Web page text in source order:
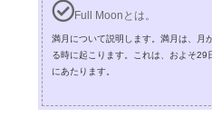
Full Moonとは。
満月について説明します。満月は、月
る時に起こります。これは、およそ29
にあたります。